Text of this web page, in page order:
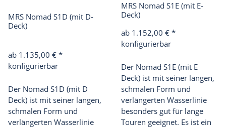
MRS Nomad S1D (mit D-
Deck)
ab 1.135,00 € *
konfigurierbar
Der Nomad S1D (mit D
Deck) ist mit seiner langen,
schmalen Form und
verlängerten Wasserlinie
MRS Nomad S1E (mit E-
Deck)
ab 1.152,00 € *
konfigurierbar
Der Nomad S1E (mit E
Deck) ist mit seiner langen,
schmalen Form und
verlängerten Wasserlinie
besonders gut für lange
Touren geeignet. Es ist ein